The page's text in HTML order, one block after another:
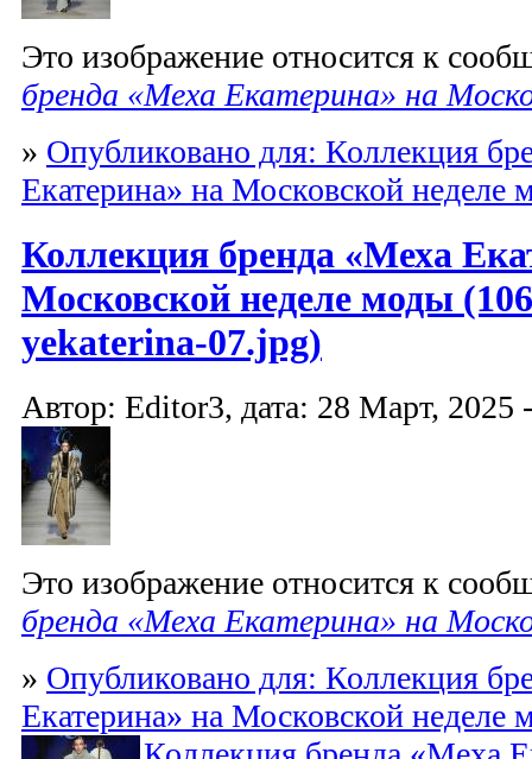
Это изображение относится к
бренда «Меха Екатерина» на
» Опубликовано для: Коллекция
Екатерина» на Московской неделе
Коллекция бренда «Меха
Московской неделе моды
yekaterina-07.jpg)
Автор: Editor3, дата: 28 Март, 2025
Это изображение относится к
бренда «Меха Екатерина» на
» Опубликовано для: Коллекция
Екатерина» на Московской неделе